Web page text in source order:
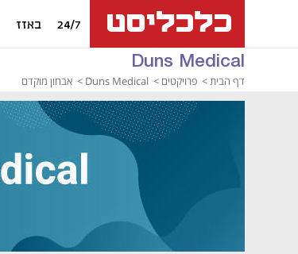
24/7 באזז
Duns Medical
דף הבית פרויקטים Duns Medical אבחון מוקדם